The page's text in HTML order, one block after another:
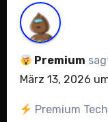
Premium
März 13, 2026
Premium